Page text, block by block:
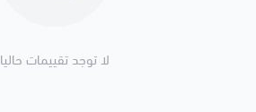
لا توجد تقييمات حاليا